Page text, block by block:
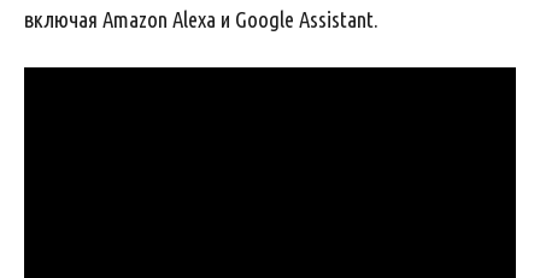
включая Amazon Alexa и Google Assistant.